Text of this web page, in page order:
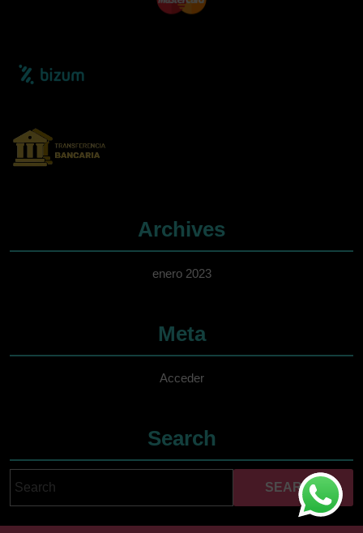
Archives
enero 2023
Meta
Acceder
Search
Cuando hay